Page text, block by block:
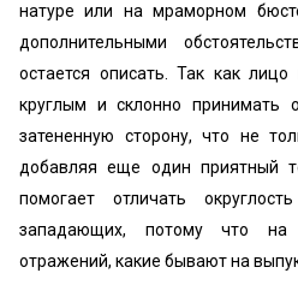
натуре или на мраморном
дополнительными
остается описать. Так как
круглым и склонно принимать
затененную сторону, что не
добавляя еще один приятный
помогает отличать
западающих, потому что на
отражений, какие бывают на